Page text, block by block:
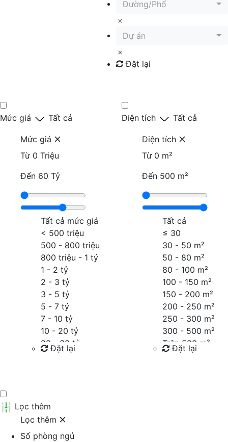
Đường/Phố
Dự án
Đặt lại
Mức giá Tất cả
Mức giá
Từ 0 Triệu
Đến 60 Tỷ
Tất cả mức giá
< 500 triệu
500 - 800 triệu
800 triệu - 1 tỷ
1 - 2 tỷ
2 - 3 tỷ
3 - 5 tỷ
5 - 7 tỷ
7 - 10 tỷ
10 - 20 tỷ
20 - 30 tỷ
30 - 40 tỷ
Đặt lại
Diện tích Tất cả
Diện tích
Từ 0 m²
Đến 500 m²
Tất cả
≤ 30
30 - 50 m²
50 - 80 m²
80 - 100 m²
100 - 150 m²
150 - 200 m²
200 - 250 m²
250 - 300 m²
300 - 500 m²
Trên 500 m²
Đặt lại
Lọc thêm
Lọc thêm
Số phòng ngủ